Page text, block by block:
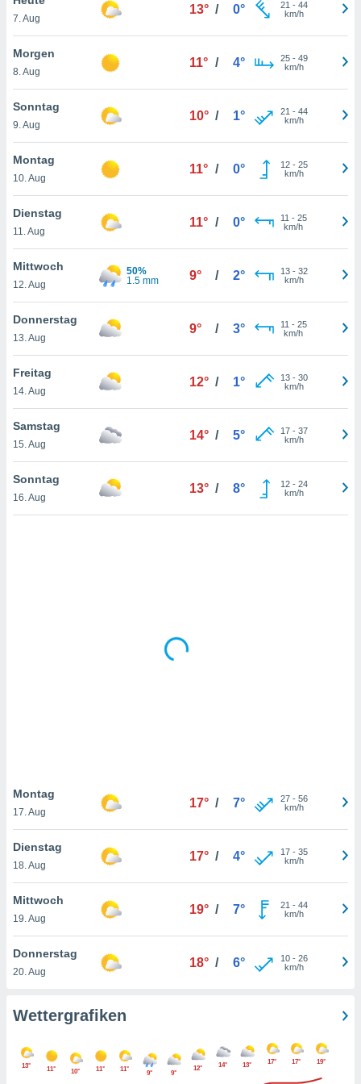
oder
Partner
es uns
das
der
Profil zu
Ihnen
finden
. Sie
jederzeit
Rand
können
von
und
klicken.
und
7. Aug
13° / 0° 21 - 44
km/h
Morgen
8. Aug
11° / 4° 25- 49
km/h
Sonntag
9. Aug
10° / 1° 21 - 44
km/h
Montag
10. Aug
11° / 0° 12- 25
km/h
Dienstag
11. Aug
11° / 0° 11 - 25
km/h
Mittwoch
12. Aug
50%
1.5 mm
9° / 2° 13- 32
km/h
Donnerstag
13. Aug
9° / 3° 11 - 25
km/h
Freitag
14. Aug
12° / 1° 13- 30
km/h
Samstag
15. Aug
14° / 5° 17- 37
km/h
Sonntag
16. Aug
13° / 8° 12- 24
km/h
Montag
17. Aug
17° / 7° 27- 56
km/h
Dienstag
18. Aug
17° / 4° 17- 35
km/h
Mittwoch
19. Aug
19° / 7° 21 - 44
km/h
Donnerstag
20. Aug
18° / 6° 10- 26
km/h
Wettergrafiken
13° 11° 10° 11° 11°
9° 9°
12° 14° 13° 17° 17° 19°